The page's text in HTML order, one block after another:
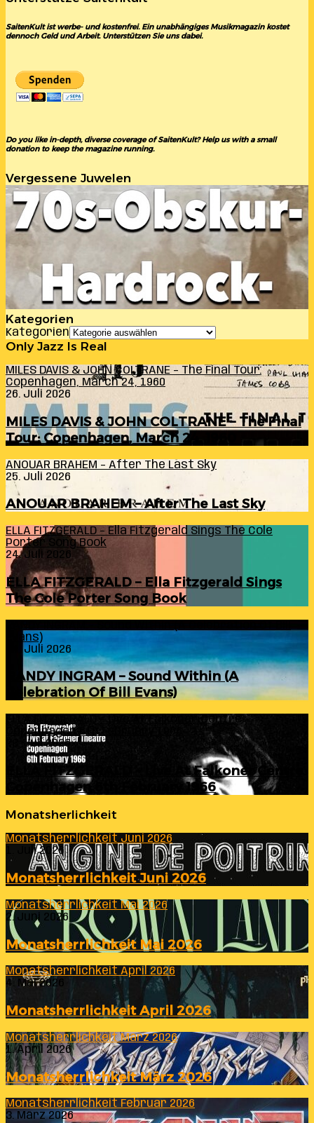
SaitenKult ist werbe- und kostenfrei. Ein unabhängiges Musikmagazin kostet
dennoch Geld und Arbeit. Unterstützen Sie uns dabei.
Do you like in-depth, diverse coverage of SaitenKult? Help us with a small
donation to keep the magazine running.
Vergessene Juwelen
Kategorien
Kategorien
Only Jazz Is Real
MILES DAVIS & JOHN COLTRANE – The Final Tour:
Copenhagen, March 24, 1960
26. Juli 2026
MILES DAVIS & JOHN COLTRANE – The Final
Tour: Copenhagen, March 24, 1960
ANOUAR BRAHEM – After The Last Sky
25. Juli 2026
ANOUAR BRAHEM – After The Last Sky
ELLA FITZGERALD – Ella Fitzgerald Sings The Cole
Porter Song Book
24. Juli 2026
ELLA FITZGERALD – Ella Fitzgerald Sings
The Cole Porter Song Book
Evans)
24. Juli 2026
RANDY INGRAM – Sound Within (A
Celebration Of Bill Evans)
ELLA FITZGERALD – Live At Falkoner Centre
Copenhagen 6th February 1966
23. Juli 2026
ELLA FITZGERALD – Live At Falkoner Centre
Copenhagen 6th February 1966
Monatsherlichkeit
Monatsherrlichkeit Juni 2026
1. Juli 2026
Monatsherrlichkeit Juni 2026
Monatsherrlichkeit Mai 2026
2. Juni 2026
Monatsherrlichkeit Mai 2026
Monatsherrlichkeit April 2026
4. Mai 2026
Monatsherrlichkeit April 2026
Monatsherrlichkeit März 2026
1. April 2026
Monatsherrlichkeit März 2026
Monatsherrlichkeit Februar 2026
3. März 2026